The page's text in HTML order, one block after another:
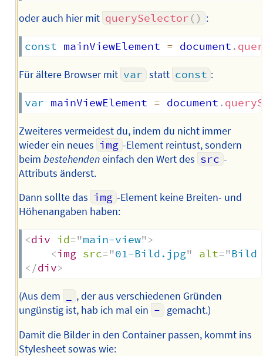
oder auch hier mit querySelector () :
const mainViewElement = document .
Für ältere Browser mit var statt const :
var mainViewElement = document .
Zweiteres vermeidest du, indem du nicht immer
wieder ein neues img -Element reintust, sondern
beim bestehendeneinfach den Wert des src -
Attributs änderst.
Dann sollte das img -Element keine Breiten- und
Höhenangaben haben:
<div id="main-view">
<img src="01-Bild.jpg" alt="Bild
</div>
(Aus dem
, der aus verschiedenen Gründen
ungünstig ist, hab ich mal ein - gemacht.)
Damit die Bilder in den Container passen, kommt ins
Stylesheet sowas wie: